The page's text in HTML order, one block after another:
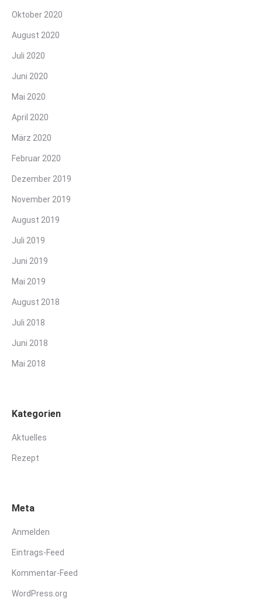
Oktober 2020
August 2020
Juli 2020
Juni 2020
Mai 2020
April 2020
März 2020
Februar 2020
Dezember 2019
November 2019
August 2019
Juli 2019
Juni 2019
Mai 2019
August 2018
Juli 2018
Juni 2018
Mai 2018
Kategorien
Aktuelles
Rezept
Meta
Anmelden
Eintrags-Feed
Kommentar-Feed
WordPress.org